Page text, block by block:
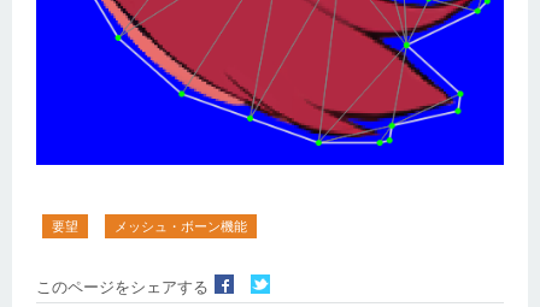
要望 メッシュ・ボーン機能
このページをシェアする